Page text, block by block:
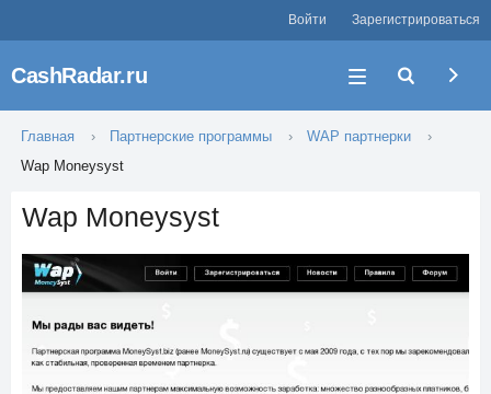
Войти Зарегистрироваться
CashRadar.ru
Главная Партнерские программы
WAP партнерки
Wap Moneysyst
Wap Moneysyst